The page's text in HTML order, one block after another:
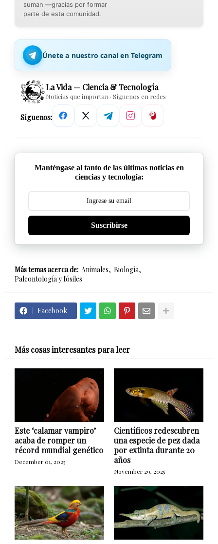
suman —gracias por formar
parte de esta comunidad.
Únete a nuestro canal en Telegram
La Vida — Ciencia & Tecnología
Noticias que importan · Síguenos en redes
Síguenos:
Manténgase al tanto de las últimas noticias en
ciencias y tecnología:
Suscribirse
Más temas acerca de: Animales
Biología
Paleontología y fósiles
Facebook
Más cosas interesantes para leer
Este ‘calamar vampiro’
acaba de romper un
récord mundial genético
December 01, 2025
Científicos redescubren
una especie de pez dada
por extinta durante 20
años
November 29, 2025